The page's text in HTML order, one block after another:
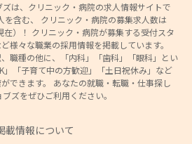
は、クリニック・病院の求人情報サイトで
を含む、 クリニック・病院の募集求人数は
）！ クリニック・病院が募集する受付スタ
様々な職業の採用情報を掲載しています。
職種の他に、「内科」「歯科」「眼科」とい
」「子育て中の方歓迎」「土日祝休み」など
できます。 あなたの就職・転職・仕事探し
ズをぜひご利用ください。
載情報について